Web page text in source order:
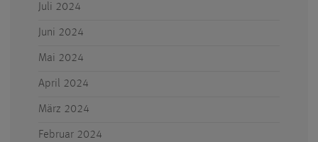
Juli 2024
Juni 2024
Mai 2024
April 2024
März 2024
Februar 2024